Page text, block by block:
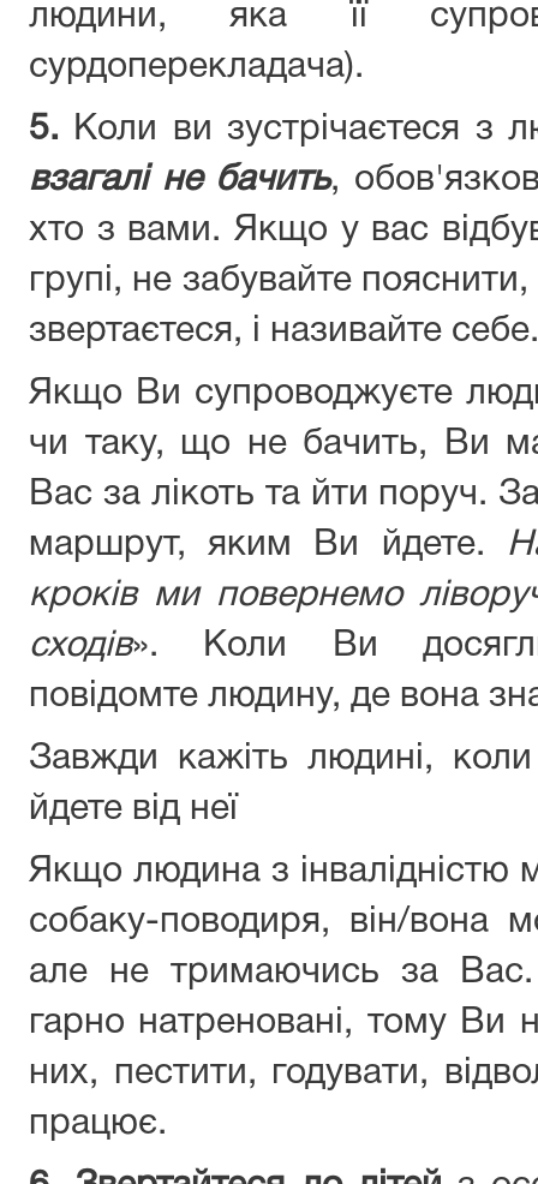
людини, яка її
сурдоперекладача).
5. Коли ви зустрічаєтеся з
взагалі не бачить,
хто з вами. Якщо у вас
групі, не забувайте
звертаєтеся, і називайте себе.
Якщо Ви супроводжуєте
чи таку, що не бачить, Ви
Вас за лікоть та йти поруч.
маршрут, яким Ви йдете.
кроків ми повернемо
сходів». Коли Ви
повідомте людину, де вона
Завжди кажіть людині,
йдете від неї
Якщо людина з інвалідністю
собаку-поводиря, він/
але не тримаючись за
гарно натреновані, тому Ви
них, пестити, годувати,
працює.